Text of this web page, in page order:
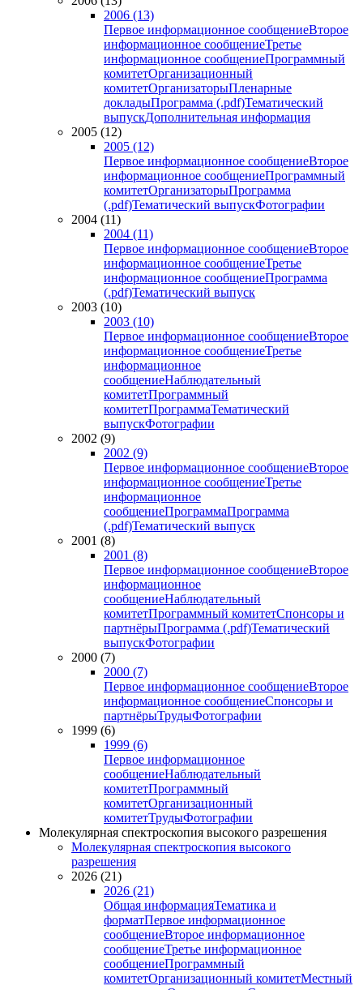
2006 (13)
Первое информационное сообщениеВторое
информационное сообщениеТретье
информационное сообщениеПрограммный
комитетОрганизационный
комитетОрганизаторыПленарные
докладыПрограмма (.pdf)Тематический
выпускДополнительная информация
2005 (12)
2005 (12)
Первое информационное сообщениеВторое
информационное сообщениеПрограммный
комитетОрганизаторыПрограмма
(.pdf)Тематический выпускФотографии
2004 (11)
2004 (11)
Первое информационное сообщениеВторое
информационное сообщениеТретье
информационное сообщениеПрограмма
(.pdf)Тематический выпуск
2003 (10)
2003 (10)
Первое информационное сообщениеВторое
информационное сообщениеТретье
информационное
сообщениеНаблюдательный
комитетПрограммный
комитетПрограммаТематический
выпускФотографии
2002 (9)
2002 (9)
Первое информационное сообщениеВторое
информационное сообщениеТретье
информационное
сообщениеПрограммаПрограмма
(.pdf)Тематический выпуск
2001 (8)
2001 (8)
Первое информационное сообщениеВторое
информационное
сообщениеНаблюдательный
комитетПрограммный комитетСпонсоры и
партнёрыПрограмма (.pdf)Тематический
выпускФотографии
2000 (7)
2000 (7)
Первое информационное сообщениеВторое
информационное сообщениеСпонсоры и
партнёрыТрудыФотографии
1999 (6)
1999 (6)
Первое информационное
сообщениеНаблюдательный
комитетПрограммный
комитетОрганизационный
комитетТрудыФотографии
Молекулярная спектроскопия высокого разрешения
Молекулярная спектроскопия высокого
разрешения
2026 (21)
2026 (21)
Общая информацияТематика и
форматПервое информационное
сообщениеВторое информационное
сообщениеТретье информационное
сообщениеПрограммный
комитетОрганизационный комитетМестный